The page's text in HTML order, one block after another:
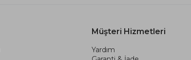
Müşteri Hizmetleri
Yardım